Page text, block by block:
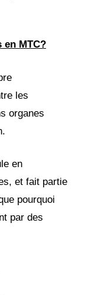
en MTC?
les
organes
en
et fait partie
pourquoi
par des